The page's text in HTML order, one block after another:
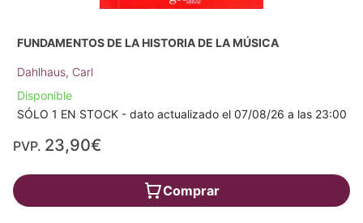
FUNDAMENTOS DE LA HISTORIA DE LA MÚSICA
Dahlhaus, Carl
Disponible
SÓLO 1 EN STOCK - dato actualizado el 07/08/26 a las 23:00
PVP. 23,90€
Comprar